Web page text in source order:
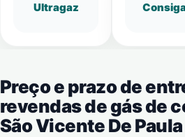
Ultragaz
Preço e prazo de
revendas de gás de
São Vicente De Paula